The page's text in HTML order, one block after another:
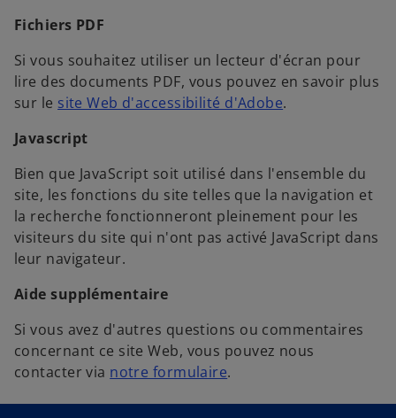
Fichiers PDF
Si vous souhaitez utiliser un lecteur d'écran pour
lire des documents PDF, vous pouvez en savoir plus
sur le site Web d'accessibilité d'Adobe.
Javascript
Bien que JavaScript soit utilisé dans l'ensemble du
site, les fonctions du site telles que la navigation et
la recherche fonctionneront pleinement pour les
visiteurs du site qui n'ont pas activé JavaScript dans
leur navigateur.
Aide supplémentaire
Si vous avez d'autres questions ou commentaires
concernant ce site Web, vous pouvez nous
contacter via notre formulaire.